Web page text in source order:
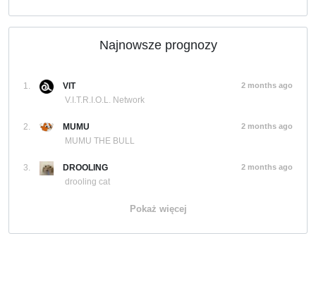
Najnowsze prognozy
1.
VIT
V.I.T.R.I.O.L. Network
2 months ago
2.
MUMU
MUMU THE BULL
2 months ago
3.
DROOLING
drooling cat
2 months ago
Pokaż więcej